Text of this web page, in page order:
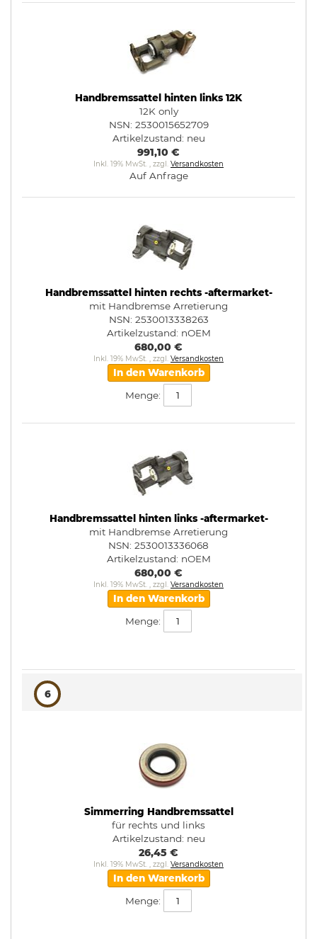
Handbremssattel hinten links 12K
12K only
NSN: 2530015652709
Artikelzustand: neu
991,10 €
Inkl. 19% MwSt. , zzgl. Versandkosten
Auf Anfrage
Handbremssattel hinten rechts -aftermarket-
mit Handbremse Arretierung
NSN: 2530013338263
Artikelzustand: nOEM
680,00 €
Inkl. 19% MwSt. , zzgl. Versandkosten
In den Warenkorb
Menge:
Handbremssattel hinten links -aftermarket-
mit Handbremse Arretierung
NSN: 2530013336068
Artikelzustand: nOEM
680,00 €
Inkl. 19% MwSt. , zzgl. Versandkosten
In den Warenkorb
Menge:
6
Simmerring Handbremssattel
für rechts und links
Artikelzustand: neu
26,45 €
Inkl. 19% MwSt. , zzgl. Versandkosten
In den Warenkorb
Menge: